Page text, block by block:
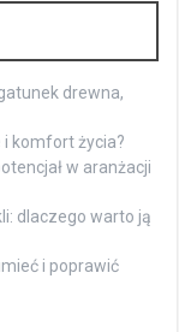
drewna,
i komfort życia?
w aranżacji
dlaczego warto ją
i poprawić